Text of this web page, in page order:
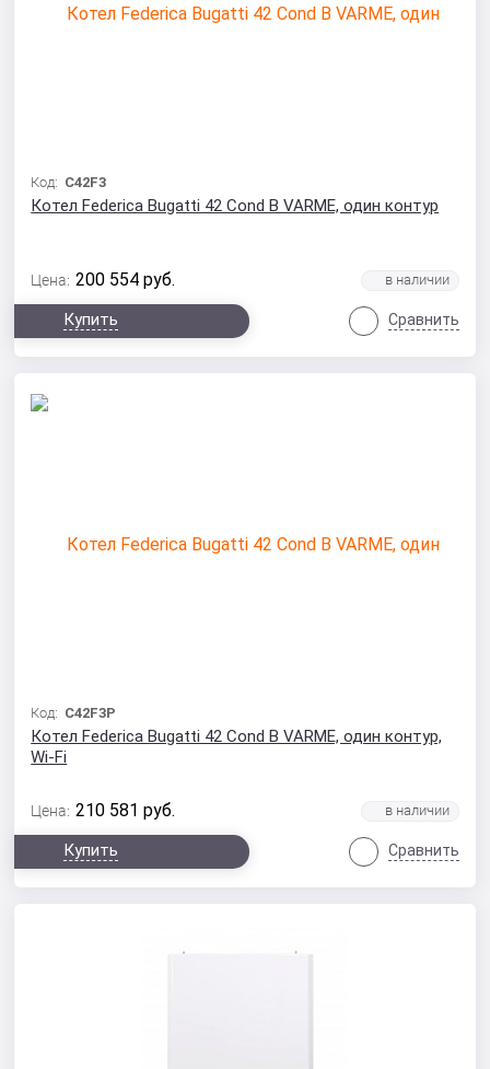
Код: C42F3
Котел Federica Bugatti 42 Cond B VARME, один контур
Цена: 200 554 руб.
Купить Сравнить
Код: C42F3P
Котел Federica Bugatti 42 Cond B VARME, один контур,
Wi-Fi
Цена: 210 581 руб.
Купить Сравнить